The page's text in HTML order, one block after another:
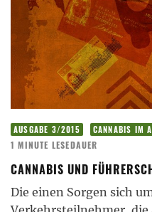
AUSGABE 3/2015 CANNABIS IM
1 MINUTE LESEDAUER
CANNABIS UND
Die einen Sorgen sich